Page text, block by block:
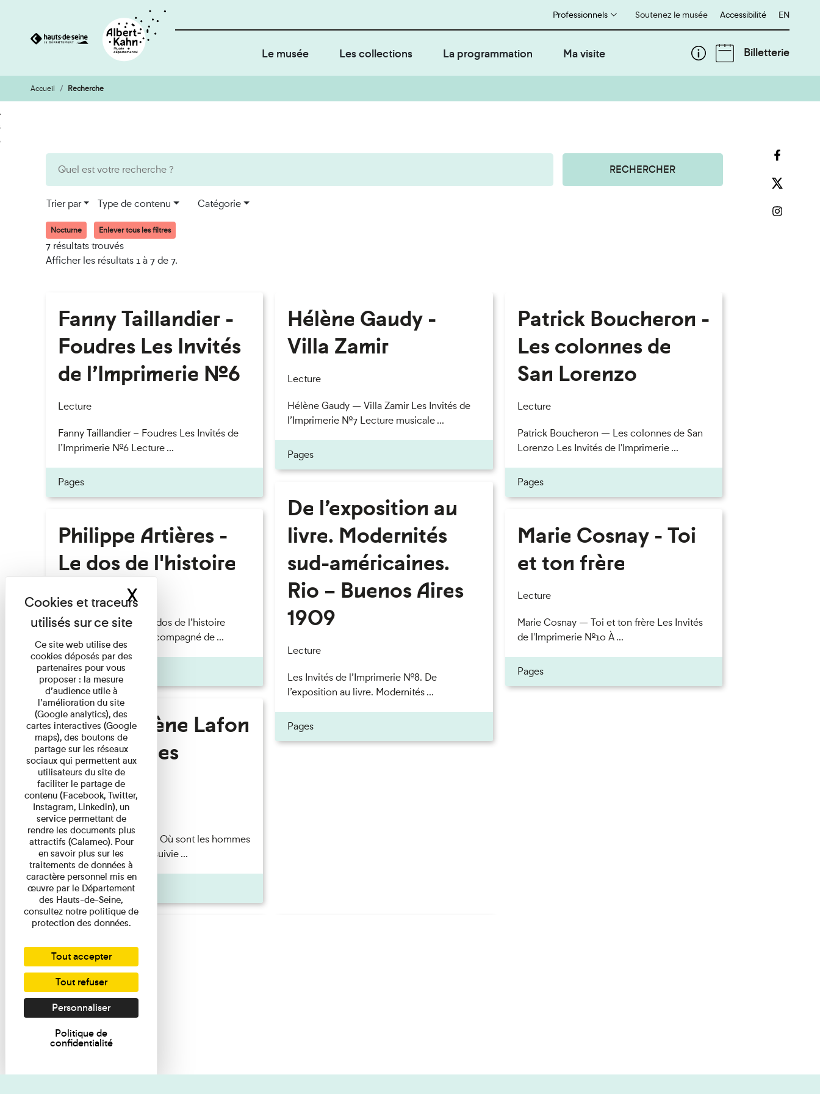
Aller
au
contenu
Aller
à
la
Soutenez le musée
Professionnels Accessibilité English
EN
Le musée Les collections La programmation Ma visite Billetterie
Accueil Recherche
RECHERCHER
Trier par Type de contenu Catégorie
Nocturne Enlever tous les filtres
7 résultats trouvés
Afficher les résultats 1 à 7 de 7.
Fanny Taillandier -
Foudres Les Invités
de l’Imprimerie n°6
Lecture
Fanny Taillandier – Foudres Les Invités de
l’Imprimerie n°6 Lecture ...
Pages
Philippe Artières -
Le dos de l'histoire
Lecture
Philippe Artières — Le dos de l’histoire
Lecture par l’auteur accompagné de ...
Pages
Marie-Hélène Lafon
- Où sont les
hommes ?
Lecture
Marie-Hélène Lafon — Où sont les hommes
? Lecture par l’autrice suivie ...
Pages
Hélène Gaudy -
Villa Zamir
Lecture
Hélène Gaudy — Villa Zamir Les Invités de
l’Imprimerie n°7 Lecture musicale ...
Pages
De l’exposition au
livre. Modernités
sud-américaines.
Rio – Buenos Aires
1909
Lecture
Les Invités de l’Imprimerie n°8. De
l’exposition au livre. Modernités ...
Pages
Patrick Boucheron -
Les colonnes de
San Lorenzo
Lecture
Patrick Boucheron — Les colonnes de San
Lorenzo Les Invités de l'Imprimerie ...
Pages
Marie Cosnay - Toi
et ton frère
Lecture
Marie Cosnay — Toi et ton frère Les Invités
de l'Imprimerie n°10 À ...
Pages
Ce site web utilise des
cookies déposés par des
partenaires pour vous
proposer : la mesure
d’audience utile à
l’amélioration du site
(Google analytics), des
cartes interactives (Google
maps), des boutons de
partage sur les réseaux
sociaux qui permettent aux
utilisateurs du site de
faciliter le partage de
contenu (Facebook, Twitter,
Instagram, Linkedin), un
service permettant de
rendre les documents plus
attractifs (Calameo). Pour
en savoir plus sur les
traitements de données à
caractère personnel mis en
œuvre par le Département
des Hauts-de-Seine,
consultez notre politique de
protection des données.
Tout accepter
Tout refuser
Personnaliser
Politique de
confidentialité
XMasquer le bandeau des cookies